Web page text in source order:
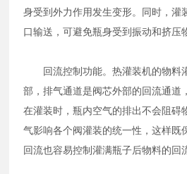
身受到外力作用发生变形。同时，灌
口输送，可避免瓶身受到振动和挤压
回流控制功能。热灌装机的物料
部，排气通道是阀芯外部的回流通道
在灌装时，瓶内空气的排出不会阻碍
气影响各个阀灌装的统一性，这样既
回流也容易控制灌满瓶子后物料的回